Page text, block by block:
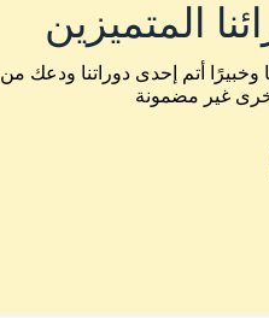
المتميزين
أتم إحدى دوراتنا ودعك
غير مضمونة